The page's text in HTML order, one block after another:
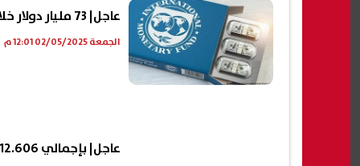
عاجل| 73 مليار دولار خلال 5 سنوات.. صندوق النقد يتوقع قفزة في احتياطي مصر النقدي
الجمعة 02/05/2025 12:01 م
عاجل| بإجمالي 12.606 مليار دولار.. قفزة في احتياطى مصر من الذهب